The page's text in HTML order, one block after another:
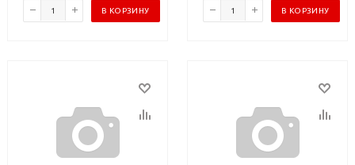
В КОРЗИНУ В КОРЗИНУ